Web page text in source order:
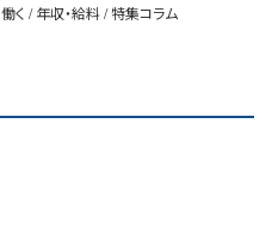
働く / 年収・給料 / 特集コラム